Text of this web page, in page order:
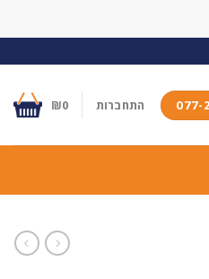
התחברות ₪0